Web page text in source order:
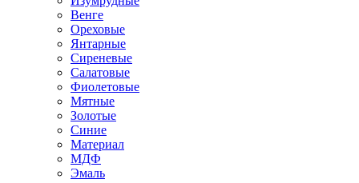
Венге
Ореховые
Янтарные
Сиреневые
Салатовые
Фиолетовые
Мятные
Золотые
Синие
Материал
МДФ
Эмаль